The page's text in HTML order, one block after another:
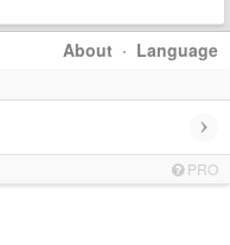
About · Language
›
PRO